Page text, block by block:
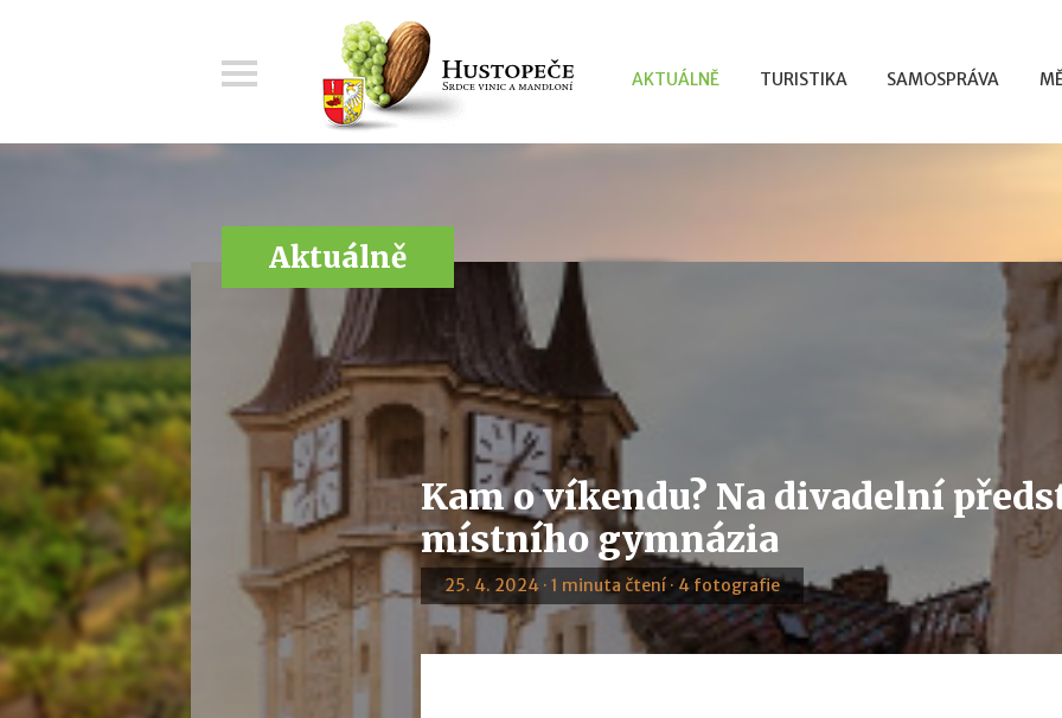
AKTUÁLNĚ TURISTIKA SAMOSPRÁVA
Aktuálně
Kam o víkendu? Na divadelní
místního gymnázia
25. 4. 2024 · 1 minuta čtení · 4 fotografie